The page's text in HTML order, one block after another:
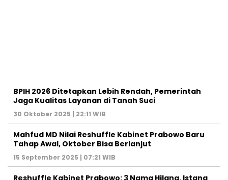
BPIH 2026 Ditetapkan Lebih Rendah, Pemerintah
Jaga Kualitas Layanan di Tanah Suci
30 Oktober 2025 | 22:11 WIB
Mahfud MD Nilai Reshuffle Kabinet Prabowo Baru
Tahap Awal, Oktober Bisa Berlanjut
15 September 2025 | 07:21 WIB